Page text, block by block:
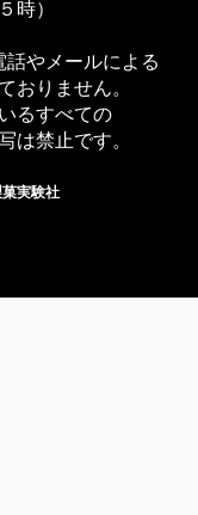
時）
やメールによる
おりません。
るすべての
は禁止です。
実験社